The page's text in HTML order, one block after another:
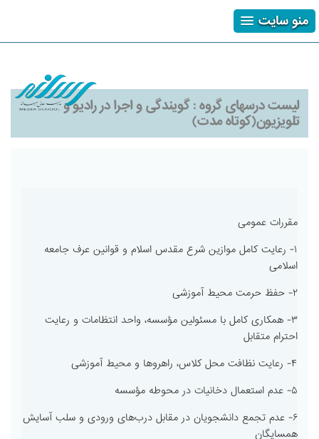
منو سایت
لیست درسهای گروه :گویندگی و اجرا در رادیو و
تلویزیون(کوتاه مدت)
مقررات عمومی
۱- رعایت کامل موازین شرع مقدس اسلام و قوانین عرف جامعه
اسلامی
۲- حفظ حرمت محیط آموزشی
۳- همکاری کامل با مسئولین مؤسسه، واحد انتظامات و رعایت
احترام متقابل
۴- رعایت نظافت محل کلاس، راهروها و محیط آموزشی
۵- عدم استعمال دخانیات در محوطه مؤسسه
۶- عدم تجمع دانشجویان در مقابل درب‌های ورودی و سلب آسایش
همسایگان